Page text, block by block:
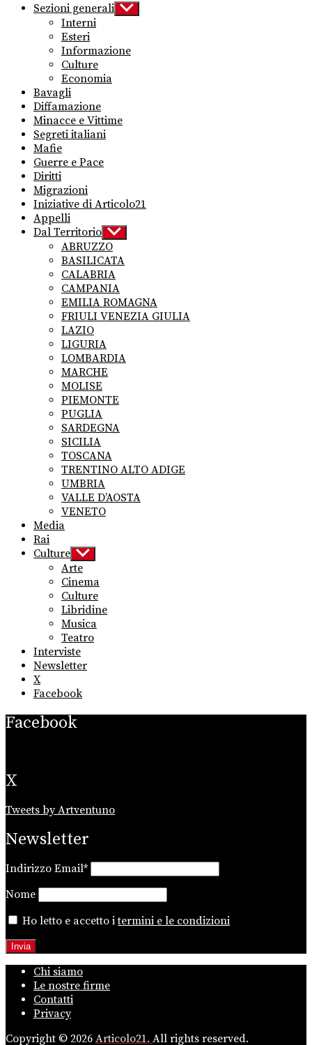
Sezioni generali Show
sub
Interni
Esteri
Informazione
Culture
Economia
Bavagli
Diffamazione
Minacce e Vittime
Segreti italiani
Mafie
Guerre e Pace
Diritti
Migrazioni
Iniziative di Articolo21
Appelli
Dal Territorio Show
sub
menu
ABRUZZO
BASILICATA
CALABRIA
CAMPANIA
EMILIA ROMAGNA
FRIULI VENEZIA GIULIA
LAZIO
LIGURIA
LOMBARDIA
MARCHE
MOLISE
PIEMONTE
PUGLIA
SARDEGNA
SICILIA
TOSCANA
TRENTINO ALTO ADIGE
UMBRIA
VALLE D’AOSTA
VENETO
Media
Rai
Culture Show
sub
menu
Arte
Cinema
Culture
Libridine
Musica
Teatro
Interviste
Newsletter
X
Facebook
Facebook
X
Tweets by Artventuno
Newsletter
Indirizzo Email*
Nome
Ho letto e accetto itermini e le condizioni
Chi siamo
Le nostre firme
Contatti
Privacy
Copyright © 2026 Articolo21. All rights reserved.